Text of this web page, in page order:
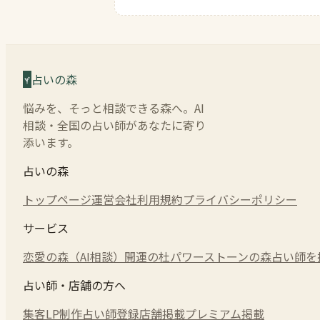
占いの森
悩みを、そっと相談できる森へ。AI
相談・全国の占い師があなたに寄り
添います。
占いの森
トップページ運営会社利用規約プライバシーポリシー
サービス
恋愛の森（AI相談） 開運の杜パワーストーンの森占い師
占い師・店舗の方へ
集客LP制作占い師登録店舗掲載プレミアム掲載